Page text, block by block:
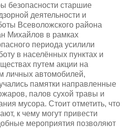
безопасности старшие
деятельности и
Всеволожского района
Михайлов в рамках
периода усилили
в населённых пунктах и
путем акции на
личных автомобилей,
памятки направленные
палов сухой травы и
мусора. Стоит отметить, что
к чему могут привести
мероприятия позволяют